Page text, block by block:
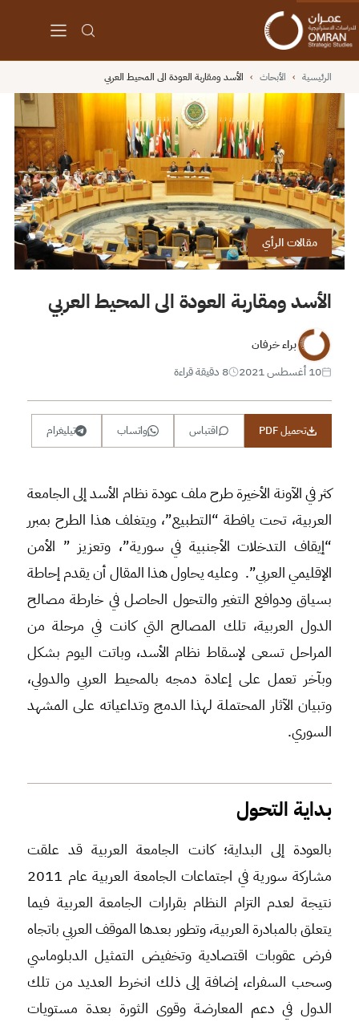
الرئيسية › الأبحاث › الأسد ومقاربة العودة الى المحيط العربي
مقالات الرأي
الأسد ومقاربة العودة الى المحيط العربي
براء خرفان
10 أغسطس 2021
8 دقيقة قراءة
تحميل PDF اقتباس واتساب تيليغرام
كثر في الآونة الأخيرة طرح ملف عودة نظام الأسد إلى الجامعة
العربية، تحت يافطة “التطبيع”، ويتغلف هذا الطرح بمبرر
“إيقاف التدخلات الأجنبية في سورية”، وتعزيز ” الأمن
الإقليمي العربي”. وعليه يحاول هذا المقال أن يقدم إحاطة
بسياق ودوافع التغير والتحول الحاصل في خارطة مصالح
الدول العربية، تلك المصالح التي كانت في مرحلة من
المراحل تسعى لإسقاط نظام الأسد، وباتت اليوم بشكل
وبآخر تعمل على إعادة دمجه بالمحيط العربي والدولي،
وتبيان الآثار المحتملة لهذا الدمج وتداعياته على المشهد
السوري.
بداية التحول
بالعودة إلى البداية؛ كانت الجامعة العربية قد علقت
مشاركة سورية في اجتماعات الجامعة العربية عام 2011
نتيجة لعدم التزام النظام بقرارات الجامعة العربية فيما
يتعلق بالمبادرة العربية، وتطور بعدها الموقف العربي باتجاه
فرض عقوبات اقتصادية وتخفيض التمثيل الدبلوماسي
وسحب السفراء، إضافة إلى ذلك انخرط العديد من تلك
الدول في دعم المعارضة وقوى الثورة بعدة مستويات